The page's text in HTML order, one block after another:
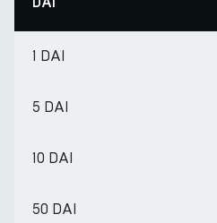
1 DAI
5 DAI
10 DAI
50 DAI